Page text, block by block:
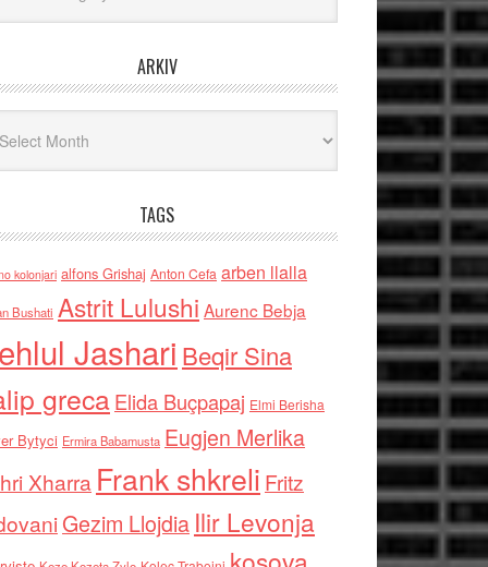
ARKIV
TAGS
kolonjari alfons Grishaj Anton Cefa arben llalla
Bushati Astrit Lulushi Aurenc Bebja
Jashari Beqir Sina
grecaElida Buçpapaj Elmi Berisha
Bytyci Ermira Babamusta Eugjen Merlika
Xharra Frank shkreli Fritz
Gezim Llojdia Ilir Levonja